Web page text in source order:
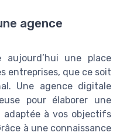
agence
une place
entreprises, que ce soit
Une agence digitale
pour élaborer une
à vos objectifs
à une connaissance